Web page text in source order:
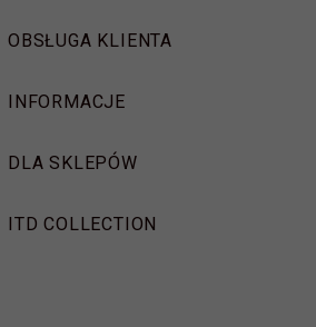
OBSŁUGA KLIENTA
INFORMACJE
DLA SKLEPÓW
ITD COLLECTION